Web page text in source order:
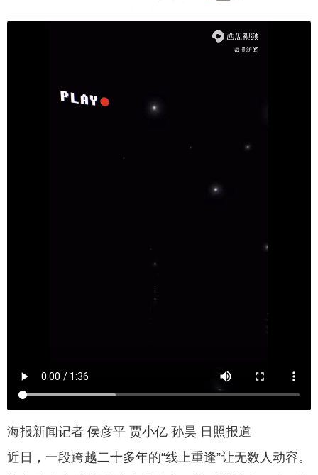
海报新闻记者 侯彦平 贾小亿 孙昊 日照报道
近日，一段跨越二十多年的“线上重逢”让无数人动容。